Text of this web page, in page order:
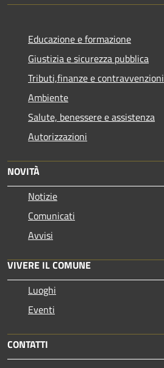
Educazione e formazione
Giustizia e sicurezza pubblica
Tributi,finanze e contravvenzioni
Ambiente
Salute, benessere e assistenza
Autorizzazioni
NOVITÀ
Notizie
Comunicati
Avvisi
VIVERE IL COMUNE
Luoghi
Eventi
CONTATTI